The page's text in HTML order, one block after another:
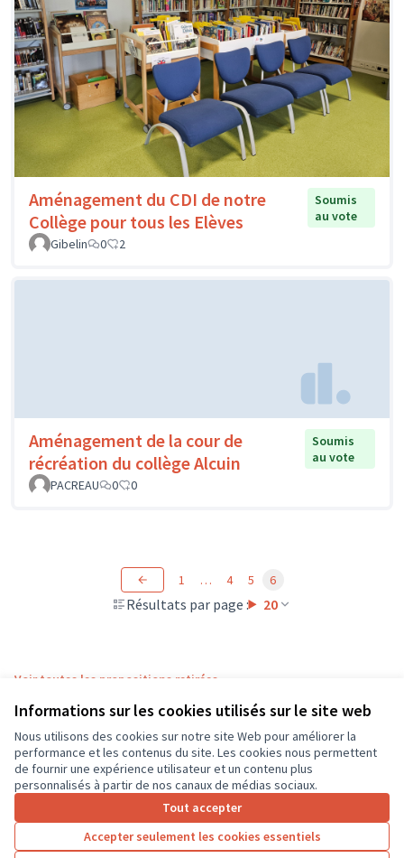
Informations sur les cookies utilisés sur le site web
Nous utilisons des cookies sur notre site Web pour améliorer la
performance et les contenus du site. Les cookies nous permettent
de fournir une expérience utilisateur et un contenu plus
personnalisés à partir de nos canaux de médias sociaux.
Tout accepter
Accepter seulement les cookies essentiels
Aménagement du CDI de notre
Collège pour tous les Elèves
Soumis
au vote
Gibelin
0 2
Aménagement de la cour de
récréation du collège Alcuin
Soumis
au vote
PACREAU
0 0
Résultats par page : 20
1 … 4 5 6
Voir toutes les propositions retirées
Conditions d'utilisation
Paramètres des cookies
CD37 sur X
(Lien externe)
CD37 sur Facebook
CD37 sur Instagram
CD37 sur YouTube
(Lien externe)